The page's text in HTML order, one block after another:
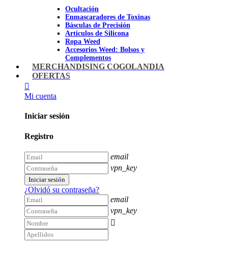
Imagen
Ocultación
Enmascaradores de Toxinas
Básculas de Precisión
Articulos de Silicona
Ropa Weed
Accesorios Weed: Bolsos y
Complementos
Cannabuds
Inciensos
MERCHANDISING COGOLANDIA
OFERTAS
Mi cuenta
Iniciar sesión
Registro
email
vpn_key
Iniciar sesión
¿Olvidó su contraseña?
email
vpn_key
